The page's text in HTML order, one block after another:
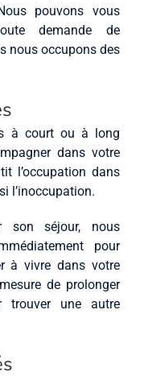
pouvons vous
demande de
nous occupons des
à court ou à long
dans votre
l’occupation dans
l’inoccupation.
son séjour, nous
pour
à vivre dans votre
de prolonger
trouver une autre